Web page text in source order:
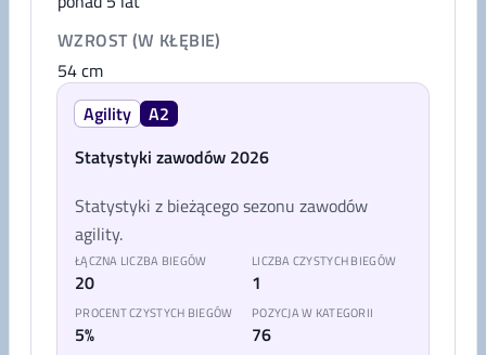
WZROST (W KŁĘBIE)
54cm
Agility
A2
Statystyki zawodów 2026
Statystyki z bieżącego sezonu zawodów
agility.
ŁĄCZNA LICZBA BIEGÓW
20
LICZBA CZYSTYCH BIEGÓW
1
PROCENT CZYSTYCH BIEGÓW
5%
POZYCJA W KATEGORII
76